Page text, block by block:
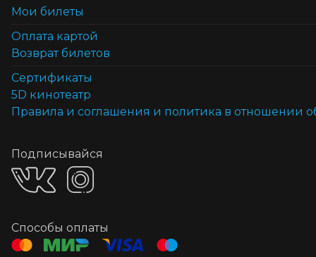
Мои билеты
Оплата картой
Возврат билетов
Cертификаты
5D кинотеатр
Правила и соглашения и политика в отношении
Подписывайся
Способы оплаты